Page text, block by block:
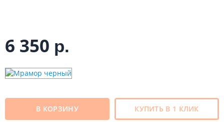
6 350 р.
В КОРЗИНУ КУПИТЬ В 1 КЛИК